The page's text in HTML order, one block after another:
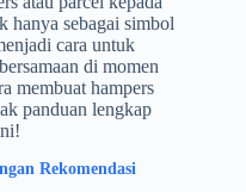
hanya sebagai simbol
cara untuk
di momen
membuat hampers
panduan lengkap
Rekomendasi